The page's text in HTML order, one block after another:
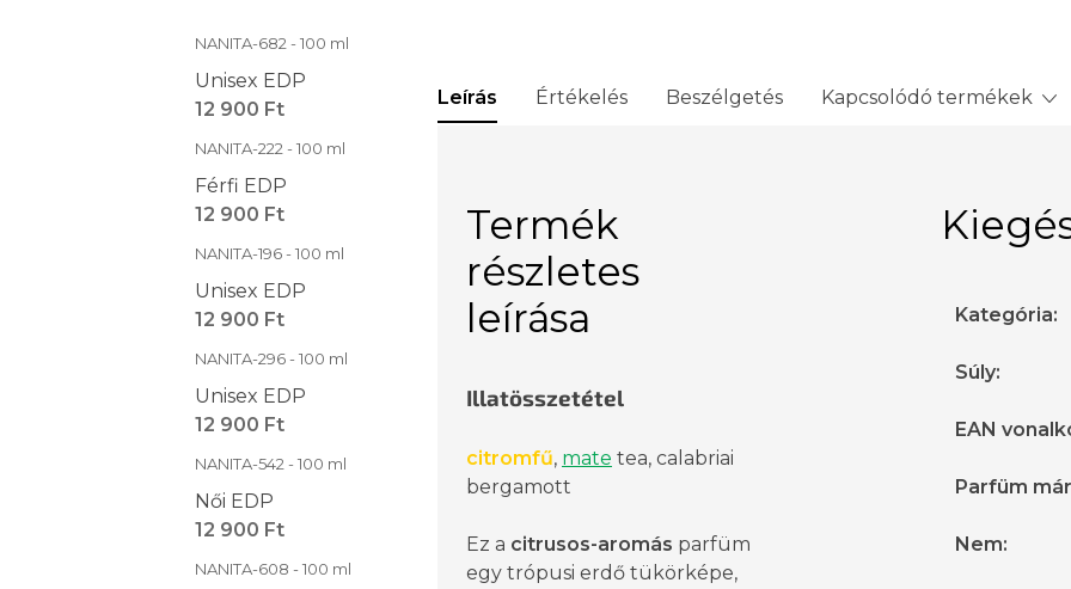
NANITA-682 - 100 ml
Unisex EDP
12 900 Ft
NANITA-222 - 100 ml
Férfi EDP
12 900 Ft
NANITA-196 - 100 ml
Unisex EDP
12 900 Ft
NANITA-296 - 100 ml
Unisex EDP
12 900 Ft
NANITA-542 - 100 ml
Női EDP
12 900 Ft
NANITA-608 - 100 ml
Leírás Értékelés Beszélgetés Kapcsolódó termékek
Termék
részletes
leírása
Illatösszetétel
citromfű, mate tea, calabriai
bergamott
Ez a citrusos-aromás parfüm
egy trópusi erdő tükörképe,
Kategória:
Súly:
EAN
Parfüm
Nem: